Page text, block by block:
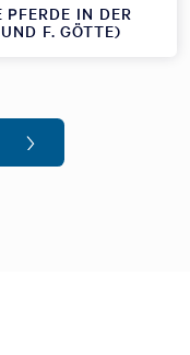
IN DER
F. GÖTTE)